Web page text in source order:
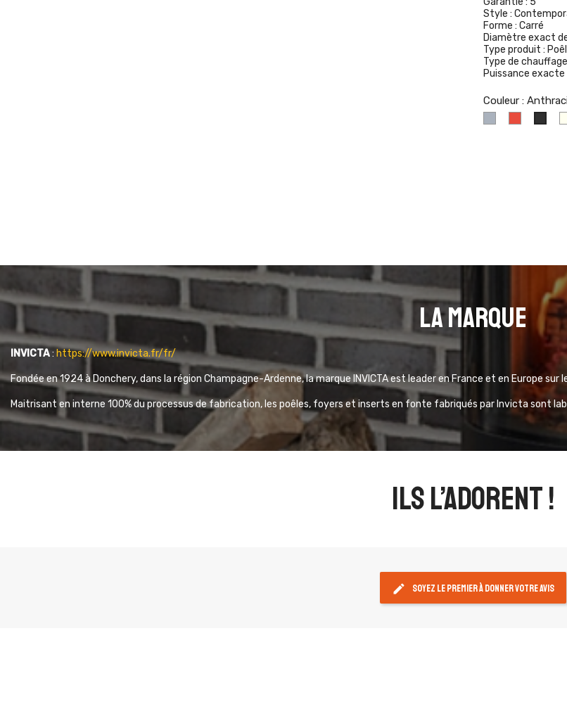
Style :
Forme : Carré
Diamètre exact
Type produit :
Type de
Puissance exacte
Couleur :
La marque
INVICTA: https://www.invicta.fr/fr/
Fondée en 1924 à Donchery, dans la région Champagne-Ardenne, la marque INVICTA est leader en France et en Europe sur
Maitrisant en interne 100% du processus de fabrication, les poêles, foyers et inserts en fonte fabriqués par Invicta sont
ils l’adorent !
edit Soyez le premier à donner votre avis